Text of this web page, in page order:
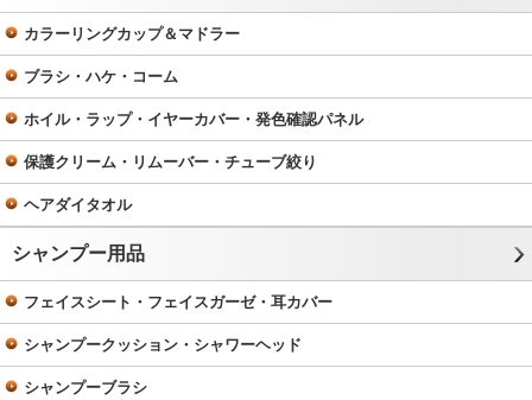
カラーリングカップ＆マドラー
ブラシ・ハケ・コーム
ホイル・ラップ・イヤーカバー・発色確認パネル
保護クリーム・リムーバー・チューブ絞り
ヘアダイタオル
シャンプー用品
フェイスシート・フェイスガーゼ・耳カバー
シャンプークッション・シャワーヘッド
シャンプーブラシ